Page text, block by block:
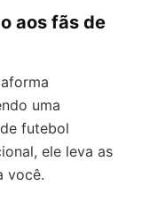
aos fãs de
uma
futebol
ele leva as
você.